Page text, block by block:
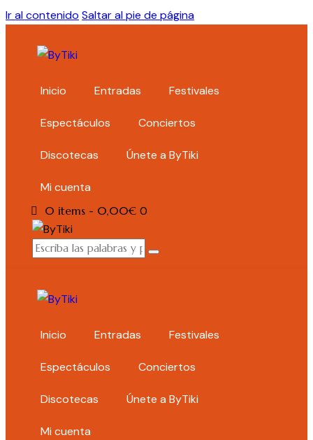
Ir al contenido Saltar al pie de página
Inicio Entradas Festivales
Espectáculos Conciertos
Discotecas Únete a ByTiki
Mi cuenta
0 items - 0,00€ 0
Inicio Entradas Festivales
Espectáculos Conciertos
Discotecas Únete a ByTiki
Mi cuenta